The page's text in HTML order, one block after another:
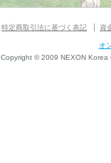
特定商取引法に基づく表記 資
オ
Copyright © 2009 NEXON Korea